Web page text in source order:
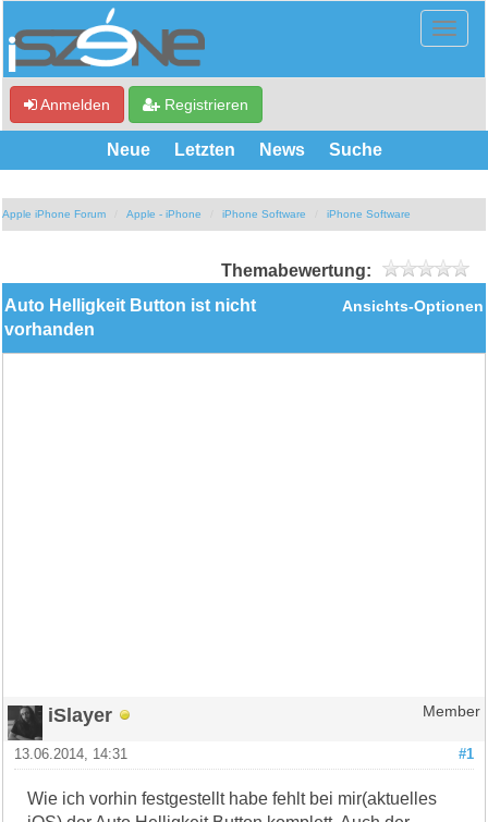
Anmelden Registrieren
Neue Letzten News Suche
Apple iPhone Forum Apple - iPhone iPhone Software iPhone Software
Themabewertung:
Ansichts-Optionen
Auto Helligkeit Button ist nicht
vorhanden
iSlayer Member
#1
13.06.2014, 14:31
Wie ich vorhin festgestellt habe fehlt bei mir(aktuelles